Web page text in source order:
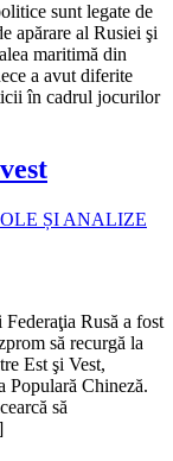
sunt legate de
apărare al Rusiei şi
maritimă din
a avut diferite
în cadrul jocurilor
ȘI ANALIZE
Rusă a fost
să recurgă la
Est şi Vest,
Populară Chineză.
să